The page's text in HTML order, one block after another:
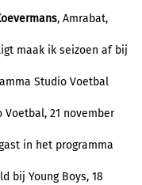
, Amrabat,
maak ik seizoen af bij
Studio Voetbal
21 november
in het programma
bij Young Boys, 18